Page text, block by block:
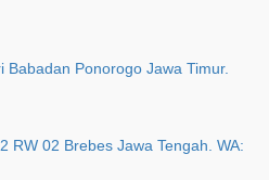
Ponorogo Jawa Timur.
RW 02 Brebes Jawa Tengah. WA: